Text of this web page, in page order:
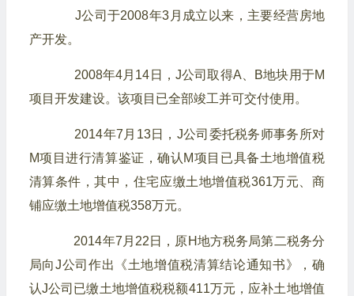
J公司于2008年3月成立以来，主要经营房地
产开发。
2008年4月14日，J公司取得A、B地块用于M
项目开发建设。该项目已全部竣工并可交付使用。
2014年7月13日，J公司委托税务师事务所对
M项目进行清算鉴证，确认M项目已具备土地增值税
清算条件，其中，住宅应缴土地增值税361万元、商
铺应缴土地增值税358万元。
2014年7月22日，原H地方税务局第二税务分
局向J公司作出《土地增值税清算结论通知书》，确
认J公司已缴土地增值税税额411万元，应补土地增值